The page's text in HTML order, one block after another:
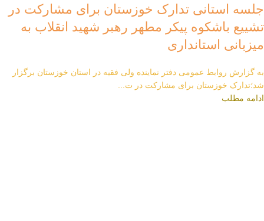
جلسه استانی تدارک خوزستان برای مشارکت در
تشییع باشکوه پیکر مطهر رهبر شهید انقلاب به
میزبانی استانداری
به گزارش روابط عمومی دفتر نماینده ولی فقیه در استان خوزستان برگزار
شد؛تدارک خوزستان برای مشارکت در ت...
ادامه مطلب